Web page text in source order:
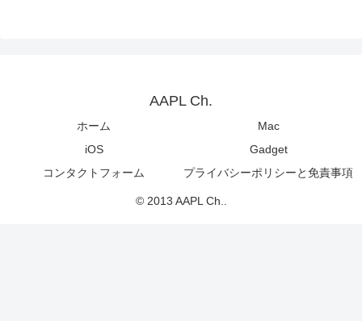
AAPL Ch.
ホーム
Mac
iOS
Gadget
コンタクトフォーム
プライバシーポリシーと免責事項
© 2013 AAPL Ch..